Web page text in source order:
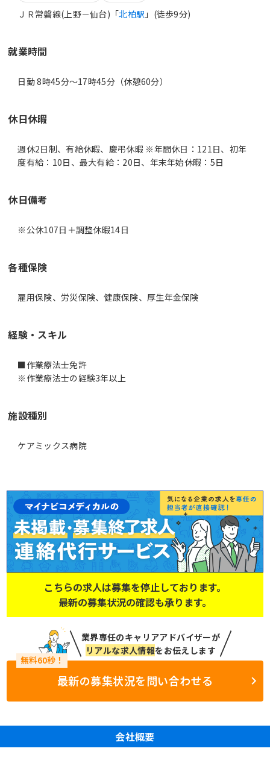
ＪＲ常磐線(上野－仙台)「北柏駅 」(徒歩9分)
就業時間
日勤 8時45分〜17時45分（休憩60分）
休日休暇
週休2日制、有給休暇、慶弔休暇 ※年間休日：121日、初年
度有給：10日、最大有給：20日、年末年始休暇：5日
休日備考
※公休107日＋調整休暇14日
各種保険
雇用保険、労災保険、健康保険、厚生年金保険
経験・スキル
■作業療法士免許
※作業療法士の経験3年以上
施設種別
ケアミックス病院
こちらの求人は募集を停止しております。
最新の募集状況の確認も承ります。
業界専任のキャリアアドバイザーが
リアルな求人情報をお伝えします
最新の募集状況を問い合わせる
会社概要